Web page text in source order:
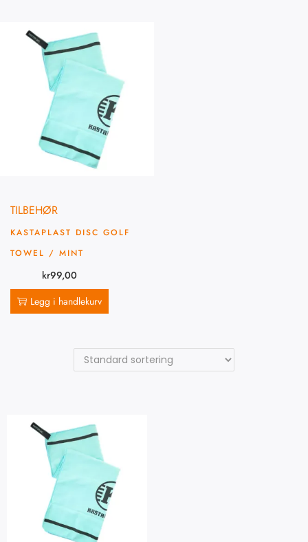
TILBEHØR
KASTAPLAST DISC GOLF
TOWEL / MINT
kr99,00
Legg i handlekurv